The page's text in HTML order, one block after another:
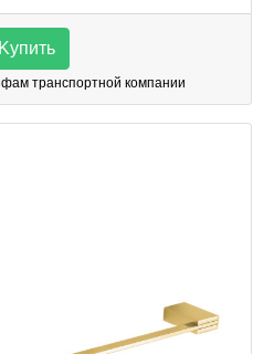
Kупить
транспортной компании